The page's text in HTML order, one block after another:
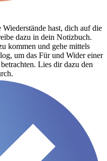
hast, dich auf die
dazu in dein Notizbuch.
kommen und gehe mittels
um das Für und Wider einer
Lies dir dazu den